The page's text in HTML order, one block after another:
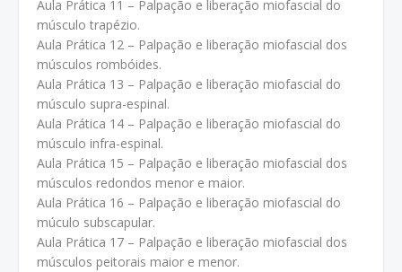
Aula Prática 11 – Palpação e liberação miofascial do
músculo trapézio.
Aula Prática 12 – Palpação e liberação miofascial dos
músculos rombóides.
Aula Prática 13 – Palpação e liberação miofascial do
músculo supra-espinal.
Aula Prática 14 – Palpação e liberação miofascial do
músculo infra-espinal.
Aula Prática 15 – Palpação e liberação miofascial dos
músculos redondos menor e maior.
Aula Prática 16 – Palpação e liberação miofascial do
múculo subscapular.
Aula Prática 17 – Palpação e liberação miofascial dos
músculos peitorais maior e menor.